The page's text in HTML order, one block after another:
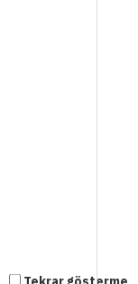
Tekrar gösterme